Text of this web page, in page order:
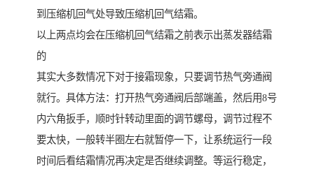
到压缩机回气处导致压缩机回气结霜。
以上两点均会在压缩机回气结霜之前表示出蒸发器结霜
的
其实大多数情况下对于接霜现象，只要调节热气旁通阀
就行。具体方法：打开热气旁通阀后部端盖，然后用8号
内六角扳手，顺时针转动里面的调节螺母，调节过程不
要太快，一般转半圈左右就暂停一下，让系统运行一段
时间后看结霜情况再决定是否继续调整。等运行稳定，